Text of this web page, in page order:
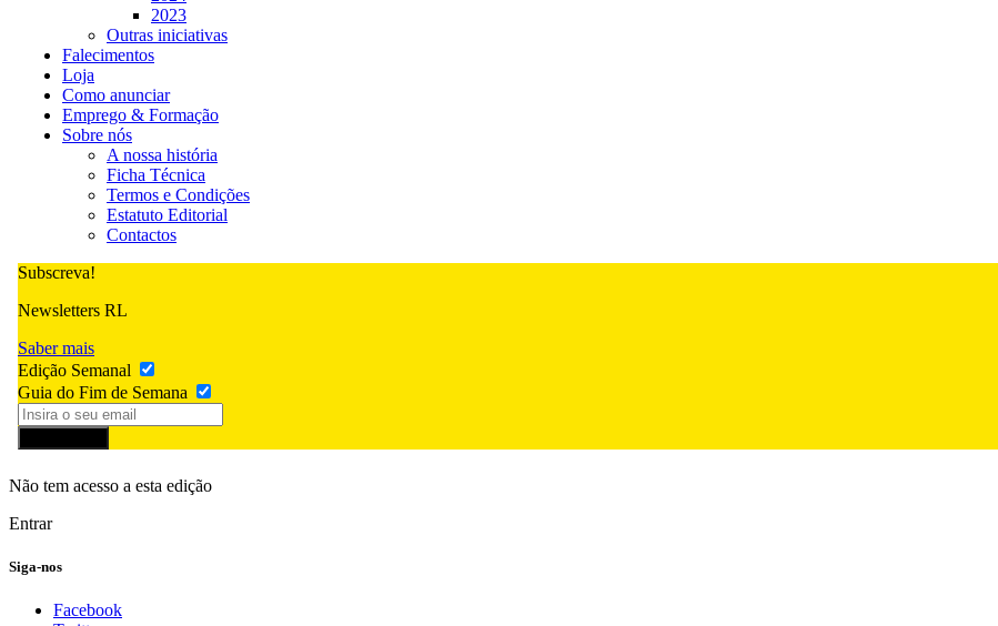
2023
Outras iniciativas
Falecimentos
Loja
Como anunciar
Emprego & Formação
Sobre nós
A nossa história
Ficha Técnica
Termos e Condições
Estatuto Editorial
Contactos
Subscreva!
Newsletters RL
Saber mais
Edição Semanal
Guia do Fim de Semana
Não tem acesso a esta edição
Entrar
Siga-nos
Facebook